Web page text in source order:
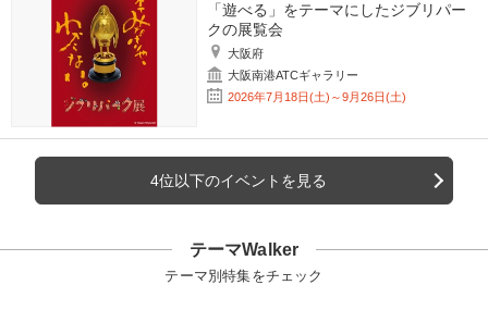
「遊べる」をテーマにしたジブリパー
クの展覧会
大阪府
大阪南港ATCギャラリー
2026年7月18日(土)～9月26日(土)
4位以下のイベントを見る
テーマWalker
テーマ別特集をチェック